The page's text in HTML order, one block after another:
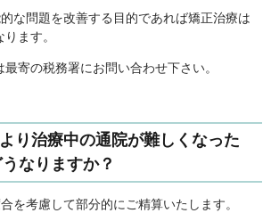
な問題を改善する目的であれば矯正治療は
ます。
最寄の税務署にお問い合わせ下さい。
り治療中の通院が難しくなった
なりますか？
を考慮して部分的にご精算いたします。